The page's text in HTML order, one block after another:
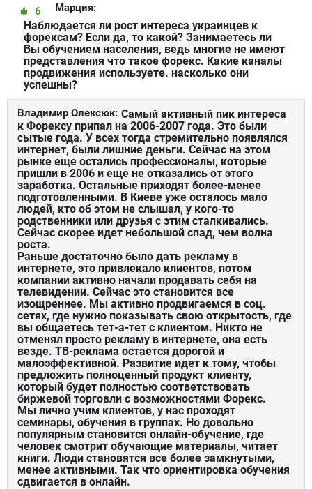
Марция:
6
Наблюдается ли рост интереса украинцев к
форексам? Если да, то какой? Занимаетесь ли
Вы обучением населения, ведь многие не имеют
представления что такое форекс. Какие каналы
продвижения используете. насколько они
успешны?
Владимир Олексюк: Самый активный пик интереса
к Форексу припал на 2006-2007 года. Это были
сытые года. У всех тогда стремительно появлялся
интернет, были лишние деньги. Сейчас на этом
рынке еще остались профессионалы, которые
пришли в 2006 и еще не отказались от этого
заработка. Остальные приходят более-менее
подготовленными. В Киеве уже осталось мало
людей, кто об этом не слышал, у кого-то
родственники или друзья с этим сталкивались.
Сейчас скорее идет небольшой спад, чем волна
роста.
Раньше достаточно было дать рекламу в
интернете, это привлекало клиентов, потом
компании активно начали продавать себя на
телевидении. Сейчас это становится все
изощреннее. Мы активно продвигаемся в соц.
сетях, где нужно показывать свою открытость, где
вы общаетесь тет-а-тет с клиентом. Никто не
отменял просто рекламу в интернете, она есть
везде. ТВ-реклама остается дорогой и
малоэффективной. Развитие идет к тому, чтобы
предложить полноценный продукт клиенту,
который будет полностью соответствовать
биржевой торговли с возможностями Форекс.
Мы лично учим клиентов, у нас проходят
семинары, обучения в группах. Но довольно
популярным становится онлайн-обучение, где
человек смотрит обучающие материалы, читает
книги. Люди становятся все более замкнутыми,
менее активными. Так что ориентировка обучения
сдвигается в онлайн.